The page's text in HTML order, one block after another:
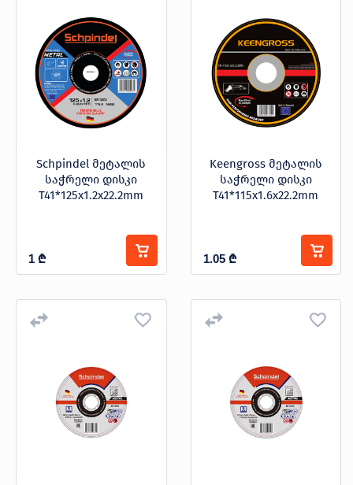
Schpindel მეტალის
საჭრელი დისკი
T41*125x1.2x22.2mm
1 ₾
Keengross მეტალის
საჭრელი დისკი
T41*115x1.6x22.2mm
1.05 ₾